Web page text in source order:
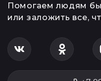
Помогаем людям
или заложить все,